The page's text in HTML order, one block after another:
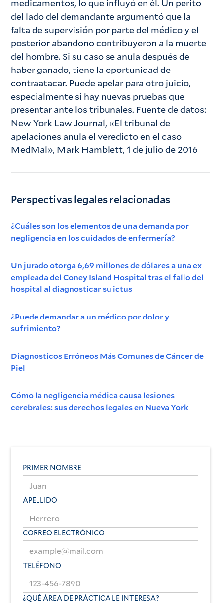
medicamentos, lo que influyó en él. Un perito
del lado del demandante argumentó que la
falta de supervisión por parte del médico y el
posterior abandono contribuyeron a la muerte
del hombre. Si su caso se anula después de
haber ganado, tiene la oportunidad de
contraatacar. Puede apelar para otro juicio,
especialmente si hay nuevas pruebas que
presentar ante los tribunales. Fuente de datos:
New York Law Journal, «El tribunal de
apelaciones anula el veredicto en el caso
MedMal», Mark Hamblett, 1 de julio de 2016
Perspectivas legales relacionadas
¿Cuáles son los elementos de una demanda por
negligencia en los cuidados de enfermería?
Un jurado otorga 6,69 millones de dólares a una ex
empleada del Coney Island Hospital tras el fallo del
hospital al diagnosticar su ictus
¿Puede demandar a un médico por dolor y
sufrimiento?
Diagnósticos Erróneos Más Comunes de Cáncer de
Piel
Cómo la negligencia médica causa lesiones
cerebrales: sus derechos legales en Nueva York
PRIMER NOMBRE
APELLIDO
CORREO ELECTRÓNICO
TELÉFONO
¿QUÉ ÁREA DE PRÁCTICA LE INTERESA?